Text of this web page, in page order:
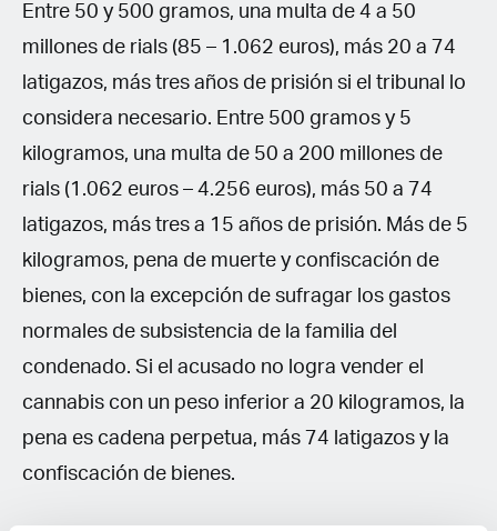
Entre 50 y 500 gramos, una multa de 4 a 50
millones de rials (85 – 1.062 euros), más 20 a 74
latigazos, más tres años de prisión si el tribunal lo
considera necesario. Entre 500 gramos y 5
kilogramos, una multa de 50 a 200 millones de
rials (1.062 euros – 4.256 euros), más 50 a 74
latigazos, más tres a 15 años de prisión. Más de 5
kilogramos, pena de muerte y confiscación de
bienes, con la excepción de sufragar los gastos
normales de subsistencia de la familia del
condenado. Si el acusado no logra vender el
cannabis con un peso inferior a 20 kilogramos, la
pena es cadena perpetua, más 74 latigazos y la
confiscación de bienes.